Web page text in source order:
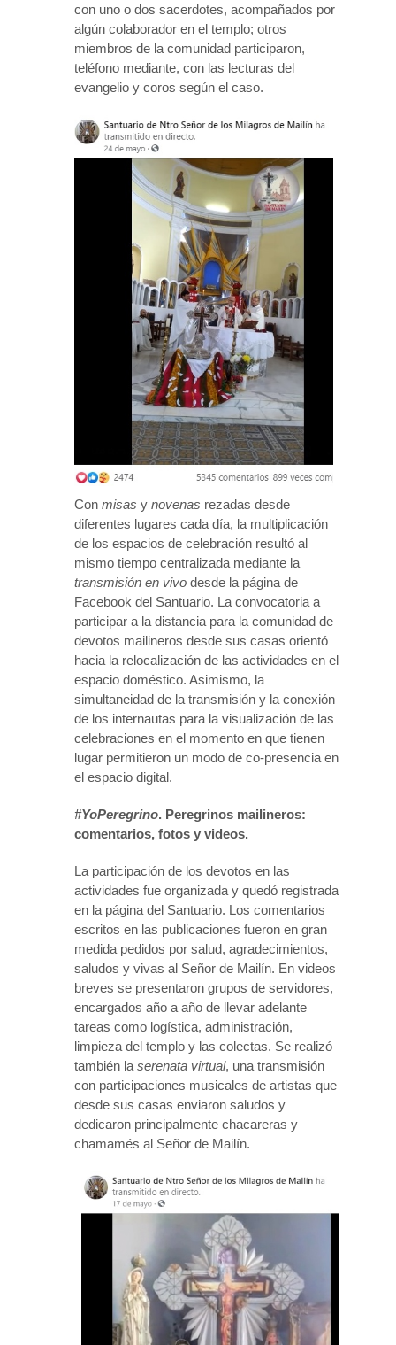
con uno o dos sacerdotes, acompañados por
algún colaborador en el templo; otros
miembros de la comunidad participaron,
teléfono mediante, con las lecturas del
evangelio y coros según el caso.
Con misas y novenas rezadas desde
diferentes lugares cada día, la multiplicación
de los espacios de celebración resultó al
mismo tiempo centralizada mediante la
transmisión en vivo desde la página de
Facebook del Santuario. La convocatoria a
participar a la distancia para la comunidad de
devotos mailineros desde sus casas orientó
hacia la relocalización de las actividades en el
espacio doméstico. Asimismo, la
simultaneidad de la transmisión y la conexión
de los internautas para la visualización de las
celebraciones en el momento en que tienen
lugar permitieron un modo de co-presencia en
el espacio digital.
#YoPeregrino. Peregrinos mailineros:
comentarios, fotos y videos.
La participación de los devotos en las
actividades fue organizada y quedó registrada
en la página del Santuario. Los comentarios
escritos en las publicaciones fueron en gran
medida pedidos por salud, agradecimientos,
saludos y vivas al Señor de Mailín. En videos
breves se presentaron grupos de servidores,
encargados año a año de llevar adelante
tareas como logística, administración,
limpieza del templo y las colectas. Se realizó
también la serenata virtual, una transmisión
con participaciones musicales de artistas que
desde sus casas enviaron saludos y
dedicaron principalmente chacareras y
chamamés al Señor de Mailín.